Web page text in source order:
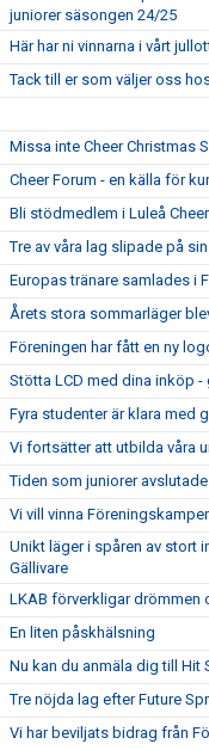
juniorer säsongen 24/25
Här har ni vinnarna i vårt
Tack till er som väljer oss
Missa inte Cheer Christmas
Cheer Forum - en källa för
Bli stödmedlem i Luleå
Tre av våra lag slipade på
Europas tränare samlades i
Årets stora sommarläger
Föreningen har fått en ny
Stötta LCD med dina inköp -
Fyra studenter är klara med
Vi fortsätter att utbilda våra
Tiden som juniorer
Vi vill vinna
Unikt läger i spåren av stort
Gällivare
LKAB förverkligar drömmen
En liten påskhälsning
Nu kan du anmäla dig till Hit
Tre nöjda lag efter Future
Vi har beviljats bidrag från